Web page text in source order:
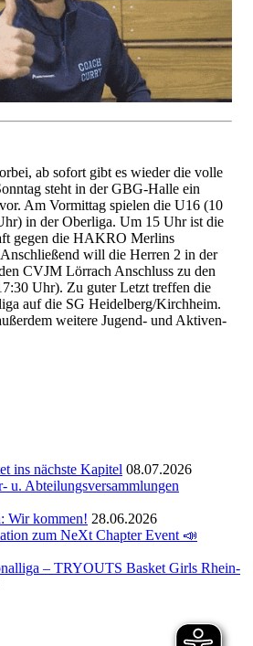
ab sofort gibt es wieder die volle
steht in der GBG-Halle ein
Am Vormittag spielen die U16 (10
in der Oberliga. Um 15 Uhr ist die
gegen die HAKRO Merlins
will die Herren 2 in der
CVJM Lörrach Anschluss zu den
Uhr). Zu guter Letzt treffen die
auf die SG Heidelberg/Kirchheim.
weitere Jugend- und Aktiven-
ins nächste Kapitel 08.07.2026
u. Abteilungsversammlungen
Wir kommen! 28.06.2026
zum NeXt Chapter Event 📣
– TRYOUTS Basket Girls Rhein-